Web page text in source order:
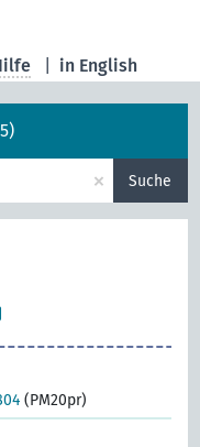
in English
× Suche
(PM20pr)